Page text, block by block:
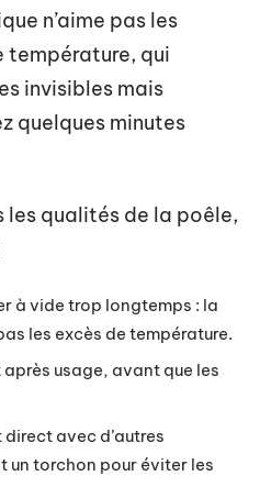
n’aime pas les
qui
invisibles mais
quelques minutes
les qualités de la poêle,
à vide trop longtemps : la
les excès de température.
usage, avant que les
avec d’autres
un torchon pour éviter les